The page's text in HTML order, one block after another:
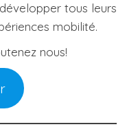
tous leurs
mobilité.
nous!